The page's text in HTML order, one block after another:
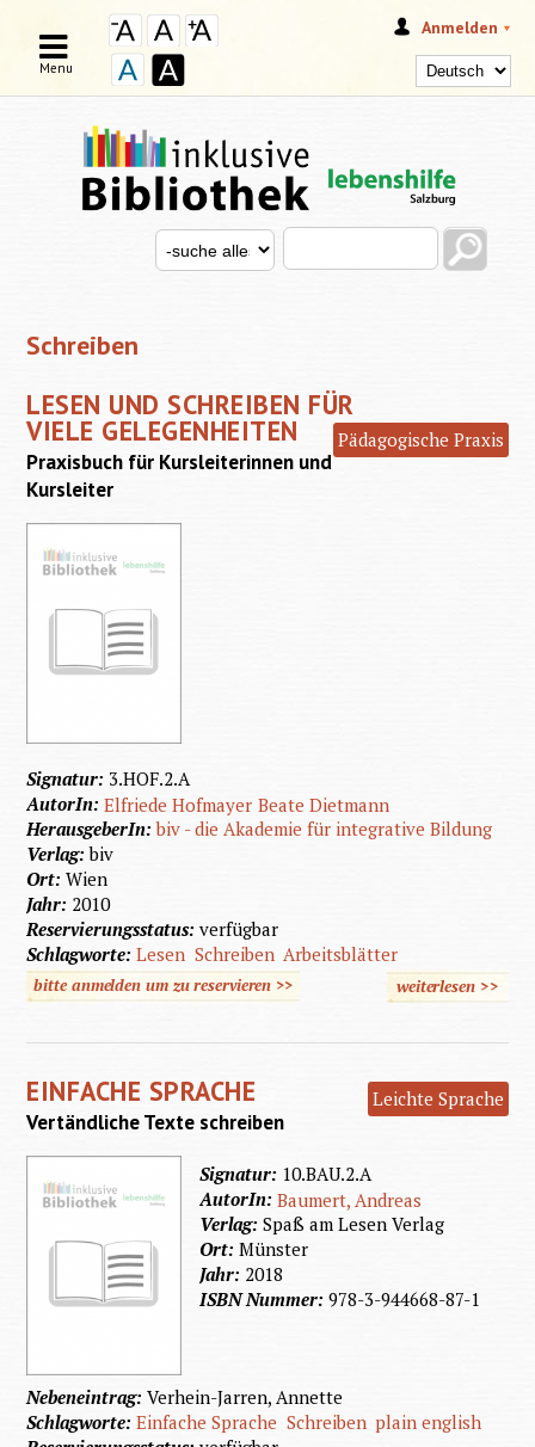
Anmelden
SUCHFORMULAR
Search this site
Search for
Menu
Schreiben
LESEN UND SCHREIBEN FÜR
VIELE GELEGENHEITEN Pädagogische Praxis
Praxisbuch für Kursleiterinnen und
Kursleiter
Signatur: 3.HOF.2.A
AutorIn:Elfriede Hofmayer Beate Dietmann
HerausgeberIn:biv - die Akademie für integrative Bildung
Verlag:biv
Ort:Wien
Jahr: 2010
Reservierungsstatus:verfügbar
Schlagworte:Lesen Schreiben Arbeitsblätter
bitte anmelden um zu reservieren >> weiterlesen über
>>
EINFACHE SPRACHE Leichte Sprache
Vertändliche Texte schreiben
Signatur: 10.BAU.2.A
AutorIn:Baumert, Andreas
Verlag:Spaß am Lesen Verlag
Ort:Münster
Jahr: 2018
ISBN Nummer:978-3-944668-87-1
Nebeneintrag:Verhein-Jarren, Annette
Schlagworte:Einfache Sprache Schreiben plain english